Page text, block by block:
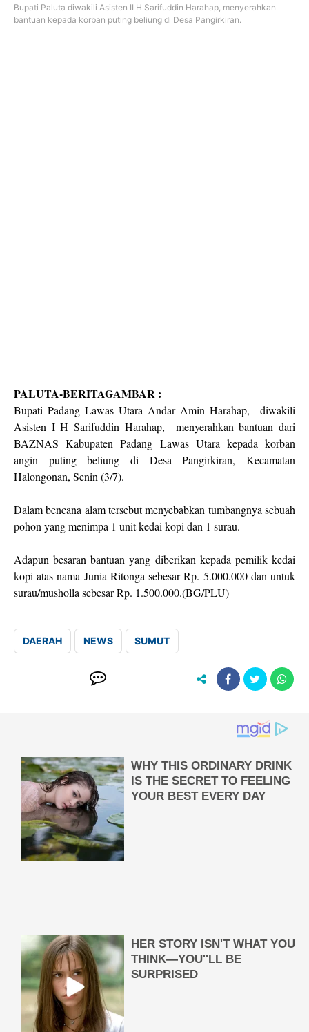
Bupati Paluta diwakili Asisten II H Sarifuddin Harahap, menyerahkan
bantuan kepada korban puting beliung di Desa Pangirkiran.
PALUTA-BERITAGAMBAR :
Bupati Padang Lawas Utara Andar Amin Harahap, diwakili
Asisten I H Sarifuddin Harahap, menyerahkan bantuan dari
BAZNAS Kabupaten Padang Lawas Utara kepada korban
angin puting beliung di Desa Pangirkiran, Kecamatan
Halongonan, Senin (3/7).⁣
Dalam bencana alam tersebut menyebabkan tumbangnya sebuah
pohon yang menimpa 1 unit kedai kopi dan 1 surau.⁣
Adapun besaran bantuan yang diberikan kepada pemilik kedai
kopi atas nama Junia Ritonga sebesar Rp. 5.000.000 dan untuk
surau/musholla sebesar Rp. 1.500.000.⁣(BG/PLU)
DAERAH NEWS SUMUT